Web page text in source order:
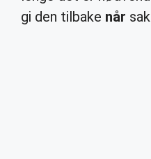
gi den tilbake når